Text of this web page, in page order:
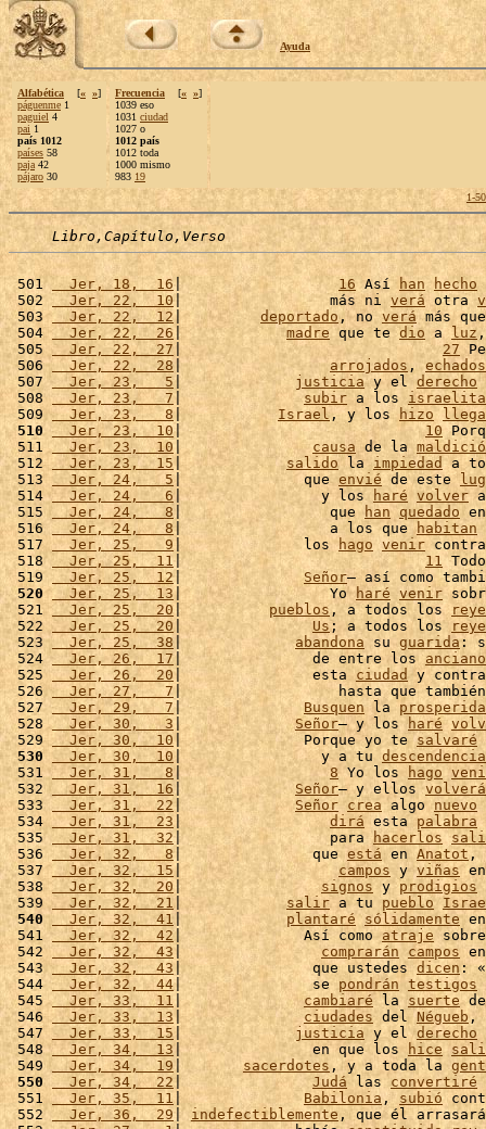
Ayuda
Alfabética [« »]
páguenme 1
paguiel 4
pai 1
país 1012
países 58
paja 42
pájaro 30
Frecuencia [« »]
1039 eso
1031 ciudad
1027 o
1012 país
1012 toda
1000 mismo
983 19
1-
Libro,Capítulo,Verso
501
  Jer, 18,  16
| 16 Así han hecho
502
  Jer, 22,  10
|                 más ni verá otra
503
  Jer, 22,  12
| deportado, no verá más
504
  Jer, 22,  26
| madre que te dio a luz
505
  Jer, 22,  27
| 27
506
  Jer, 22,  28
| arrojados , echados
507
  Jer, 23,   5
| justicia y el derecho
508
  Jer, 23,   7
| subir a los
509
  Jer, 23,   8
| Israel, y los hizo
510
  Jer, 23,  10
| 10
511
  Jer, 23,  10
| causa de la
512
  Jer, 23,  15
| salido la impiedad a
513
  Jer, 24,   5
|              que envié de este
514
  Jer, 24,   6
|                y los haré volver a
515
  Jer, 24,   8
|                 que han quedado
516
  Jer, 24,   8
|                 a los que habitan
517
  Jer, 25,   9
|              los hago venir
518
  Jer, 25,  11
| 11
519
  Jer, 25,  12
| Señor– así como
520
  Jer, 25,  13
|                 Yo haré venir
521
  Jer, 25,  20
| pueblos , a todos los
522
  Jer, 25,  20
| Us; a todos los
523
  Jer, 25,  38
| abandona su guarida:
524
  Jer, 26,  17
|               de entre los
525
  Jer, 26,  20
|               esta ciudad y
526
  Jer, 27,   7
|                  hasta que
527
  Jer, 29,   7
| Busquen la
528
  Jer, 30,   3
| Señor– y los haré
529
  Jer, 30,  10
|              Porque yo te salvaré
530
  Jer, 30,  10
|                y a tu descendencia
531
  Jer, 31,   8
| 8 Yo los hago
532
  Jer, 31,  16
| Señor– y ellos
533
  Jer, 31,  22
| Señor crea algo nuevo
534
  Jer, 31,  23
| dirá esta palabra
535
  Jer, 31,  32
|                 para hacerlos
536
  Jer, 32,   8
|               que está en Anatot ,
537
  Jer, 32,  15
| campos y viñas
538
  Jer, 32,  20
| signos y prodigios
539
  Jer, 32,  21
| salir a tu pueblo
540
  Jer, 32,  41
| plantaré sólidamente
541
  Jer, 32,  42
|              Así como atraje
542
  Jer, 32,  43
| comprarán campos
543
  Jer, 32,  43
|               que ustedes dicen :
544
  Jer, 32,  44
|               se pondrán testigos
545
  Jer, 33,  11
| cambiaré la suerte
546
  Jer, 33,  13
| ciudades del Négueb ,
547
  Jer, 33,  15
| justicia y el derecho
548
  Jer, 34,  13
|               en que los hice
549
  Jer, 34,  19
| sacerdotes , y a toda la
550
  Jer, 34,  22
| Judá las convertiré
551
  Jer, 35,  11
| Babilonia , subió
552
  Jer, 36,  29
| indefectiblemente , que él